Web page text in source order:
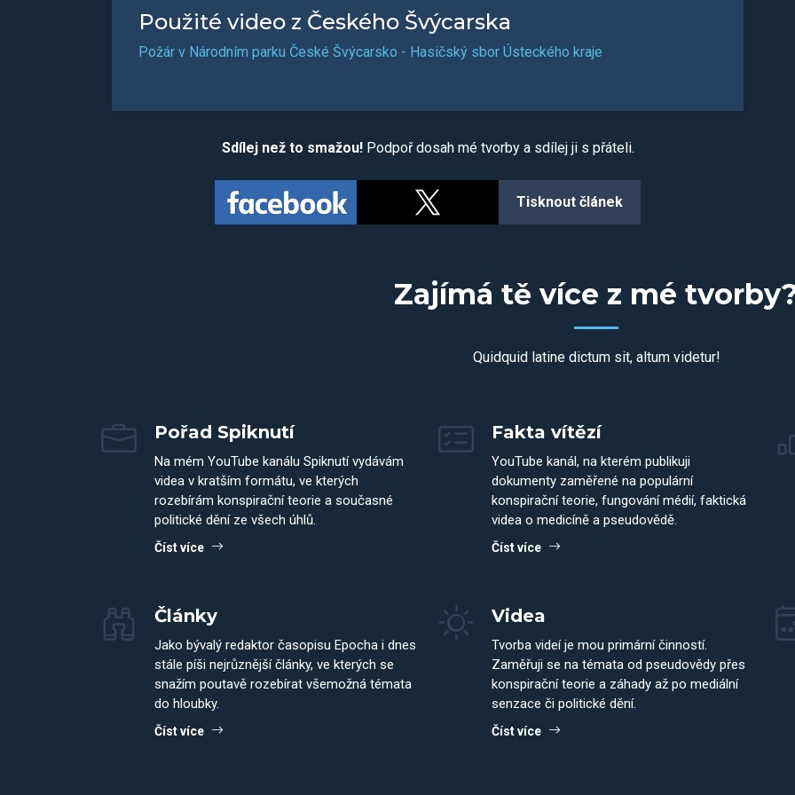
Použité video z Českého Švýcarska
Požár v Národním parku České Švýcarsko - Hasičský sbor Ústeckého kraje
Sdílej než to smažou!Podpoř dosah mé tvorby a sdílej ji s přáteli.
Tisknout článek
Zajímá tě více z mé
Quidquid latine dictum sit, altum videtur!
Pořad Spiknutí
Na mém YouTube kanálu Spiknutí vydávám
videa v kratším formátu, ve kterých
rozebírám konspirační teorie a současné
politické dění ze všech úhlů.
Číst více
Fakta vítězí
YouTube kanál, na kterém publikuji
dokumenty zaměřené na populární
konspirační teorie, fungování médií, faktická
videa o medicíně a pseudovědě.
Číst více
Články
Jako bývalý redaktor časopisu Epocha i dnes
stále píši nejrůznější články, ve kterých se
snažím poutavě rozebírat všemožná témata
do hloubky.
Číst více
Videa
Tvorba videí je mou primární činností.
Zaměřuji se na témata od pseudovědy přes
konspirační teorie a záhady až po mediální
senzace či politické dění.
Číst více